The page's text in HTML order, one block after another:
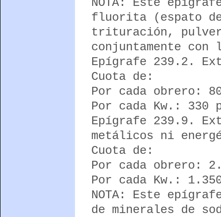
fluorita (espato
trituración,
conjuntamente
Epígrafe 239.2.
Cuota de:
Por cada obrero:
Por cada Kw.: 330
Epígrafe 239.9.
metálicos ni
Cuota de:
Por cada obrero:
Por cada Kw.:
NOTA: Este
de minerales de